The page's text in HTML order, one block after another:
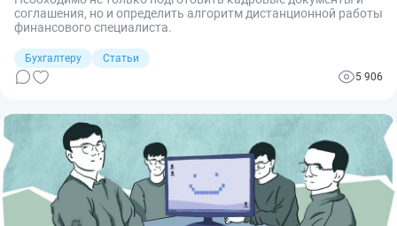
соглашения, но и определить алгоритм дистанционной работы
финансового специалиста.
Бухгалтеру
Статьи
5 906